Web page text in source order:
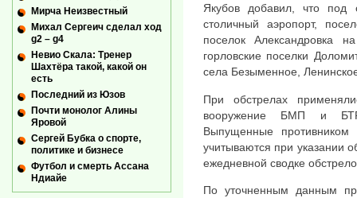
Якубов добавил, что под
столичный аэропорт,
поселок Александровка
горловские поселки
села Безыменное,
При обстрелах
вооружение БМП и БТР,
Выпущенные
учитываются при указании
ежедневной сводке
По уточненным данным
Мирча Неизвестный
Михал Сергеич сделал ход
g2 – g4
Невио Скала: Тренер
Шахтёра такой, какой он
есть
Последний из Юзов
Почти монолог Алины
Яровой
Сергей Бубка о спорте,
политике и бизнесе
Футбол и смерть Ассана
Ндиайе